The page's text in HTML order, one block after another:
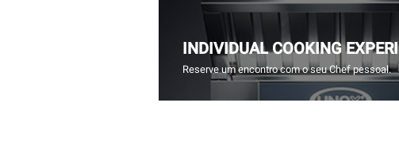
INDIVIDUAL COOKING
Reserve um encontro com o seu Chef pessoal.